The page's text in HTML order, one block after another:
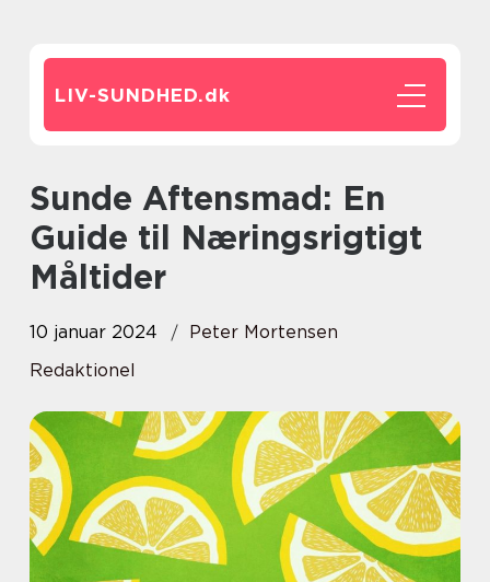
LIV-SUNDHED.dk
Sunde Aftensmad: En
Guide til Næringsrigtigt
Måltider
10 januar 2024
Peter Mortensen
Redaktionel